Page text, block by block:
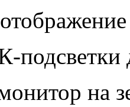
подсветки
на